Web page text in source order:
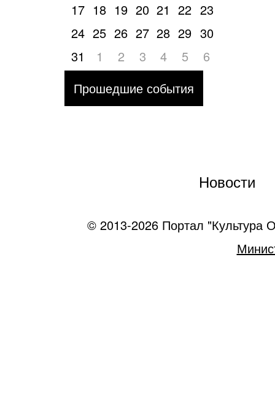
17 18 19 20 21 22 23
24 25 26 27 28 29 30
31
1 2 3 4 5
6
Прошедшие события
Новости
© 2013-2026 Портал "Культура